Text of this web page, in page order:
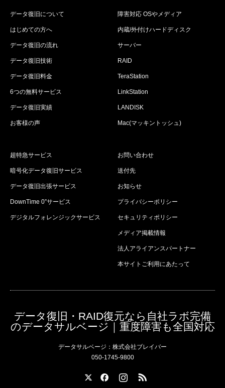
データ復旧について
はじめての方へ
データ復旧の流れ
データ復旧技術
データ復旧料金
6つの無料サービス
データ復旧実績
お客様の声
障害対応 OSやメディア
内蔵/外付けハードディスク
サーバー
RAID
TeraStation
LinkStation
LANDISK
Mac(マッキントッシュ)
超特急サービス
暗号化データ復旧サービス
データ復旧出張サービス
DownTime 0”サービス
デジタルフォレンジックサービス
お問い合わせ
送付先
お知らせ
プライバシーポリシー
セキュリティポリシー
メディア掲載情報
法人アライアンスパートナー
本サイトご利用にあたって
データ復旧・RAID復元なら自社ラボ完備
のデータサルベージ｜重度障害も全国対応
データサルベージ：株式会社ブレイバー
050-1745-9800